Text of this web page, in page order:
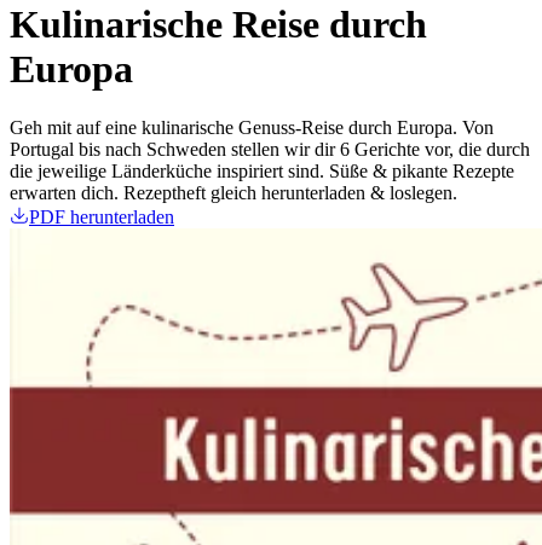
Kulinarische Reise durch
Europa
Geh mit auf eine kulinarische Genuss-Reise durch Europa. Von
Portugal bis nach Schweden stellen wir dir 6 Gerichte vor, die durch
die jeweilige Länderküche inspiriert sind. Süße & pikante Rezepte
erwarten dich. Rezeptheft gleich herunterladen & loslegen.
PDF herunterladen